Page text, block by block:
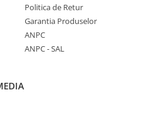
Politica de Retur
Garantia Produselor
ANPC
ANPC - SAL